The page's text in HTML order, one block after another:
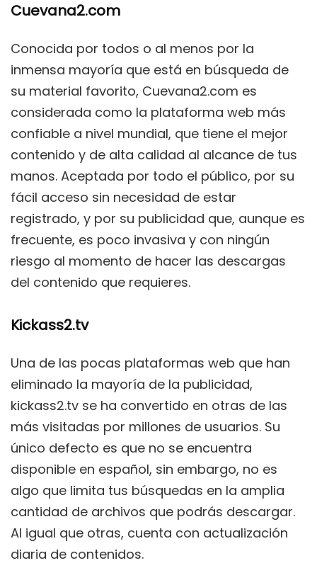
Cuevana2.com
Conocida por todos o al menos por la
inmensa mayoría que está en búsqueda de
su material favorito, Cuevana2.com es
considerada como la plataforma web más
confiable a nivel mundial, que tiene el mejor
contenido y de alta calidad al alcance de tus
manos. Aceptada por todo el público, por su
fácil acceso sin necesidad de estar
registrado, y por su publicidad que, aunque es
frecuente, es poco invasiva y con ningún
riesgo al momento de hacer las descargas
del contenido que requieres.
Kickass2.tv
Una de las pocas plataformas web que han
eliminado la mayoría de la publicidad,
kickass2.tv se ha convertido en otras de las
más visitadas por millones de usuarios. Su
único defecto es que no se encuentra
disponible en español, sin embargo, no es
algo que limita tus búsquedas en la amplia
cantidad de archivos que podrás descargar.
Al igual que otras, cuenta con actualización
diaria de contenidos.